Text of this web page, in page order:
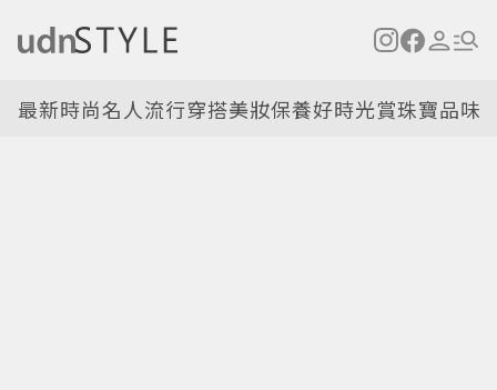
最新時尚名人流行穿搭美妝保養好時光賞珠寶品味